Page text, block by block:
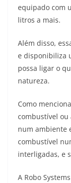
equipado com
litros a mais.
Além disso,
e disponibiliza
possa ligar o
natureza.
Como
combustível ou
num ambiente
combustível
interligadas, e
A Robo